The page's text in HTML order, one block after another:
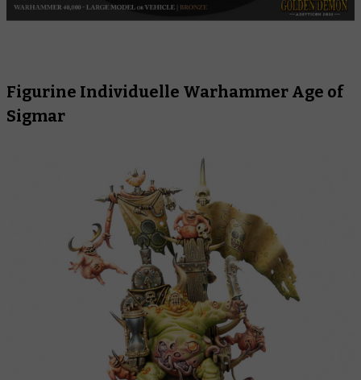
Figurine Individuelle Warhammer Age of
Sigmar